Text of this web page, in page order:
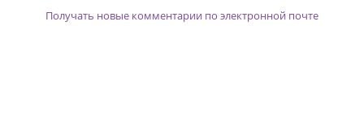
Получать новые комментарии по электронной почте